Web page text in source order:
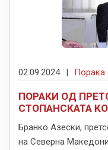
02.09.2024 | Порака
ПОРАКИ ОД
СТОПАНСКАТА
Бранко Азески,
на Северна